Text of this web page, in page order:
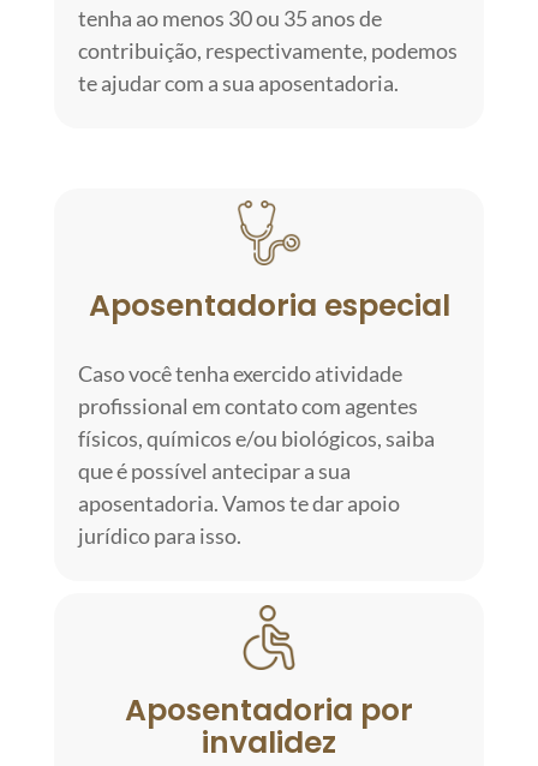
tenha ao menos 30 ou 35 anos de
contribuição, respectivamente, podemos
te ajudar com a sua aposentadoria.
Aposentadoria especial
Caso você tenha exercido atividade
profissional em contato com agentes
físicos, químicos e/ou biológicos, saiba
que é possível antecipar a sua
aposentadoria. Vamos te dar apoio
jurídico para isso.
Aposentadoria por
invalidez